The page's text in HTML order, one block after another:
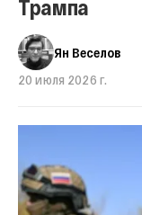
Трампа
Ян Веселов
20 июля 2026 г.